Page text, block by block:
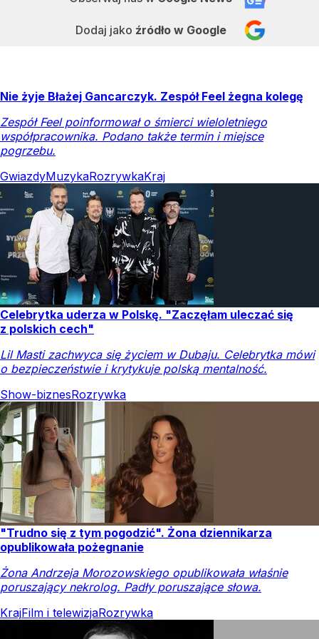
Dodaj jako źródło w Google
Nie żyje Błażej Gancarczyk. Zespół Feel żegna kolegę
Zespół Feel poinformował o śmierci wieloletniego
współpracownika. Podano także termin i miejsce
pogrzebu.
GwiazdyMuzykaRozrywkaKraj
Celebrytka uderza w Polskę. "Zaczęłam uleczać się
z polskich cech"
Lil Masti zachwyca się życiem w Dubaju. Celebrytka mówi
o bezpieczeństwie i krytykuje polską mentalność.
Show-biznesRozrywka
"Trudno się z tym pogodzić". Żona dziennikarza
opublikowała pożegnanie
Żona Andrzeja Morozowskiego opublikowała właśnie
poruszający nekrolog. Padły poruszające słowa.
KrajFilm i telewizjaRozrywka